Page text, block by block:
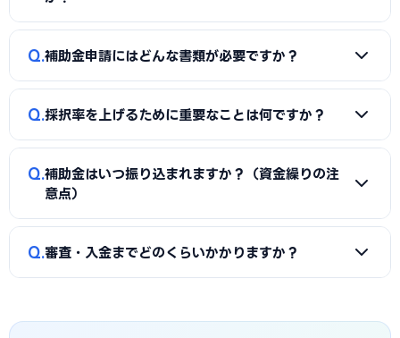
約前に見積もりと報酬条件を必ず確認しましょう。当サイト
では三田市に対応した実績豊富な専門家を無料でご紹介して
A
同一経費への重複申請はできませんが、対象経費を「設備
金）」のように分けることで、異なる経費項目について両方
を活用できるケースがあります。経費按分の計画は事前に専門
Q 補助金申請にはどんな書類が必要ですか？
A
一般的に、事業計画書、見積書、決算書（直近2期分）、
類（賃上げ表明・事業継続力強化計画の認定等）も求められ
ます。申請代行ではこれらの書類整備と不備チェックを代行
し、差し戻しによる遅延を防ぎます。
Q 採択率を上げるために重要なことは何ですか？
A
①公募要領の加点項目を漏れなく満たすこと、②課題・解
決策・効果を定量的（数値）で示すこと、③事業の革新性と
市の地域特性や自社の強みを盛り込んだ計画書ほど高く評価
されます。申請代行はこの作り込みを専門的に支援します。
Q 補助金はいつ振り込まれますか？（資金繰りの注
意点）
A
補助金は原則「後払い（精算払い）」です。採択後にいっ
Q 審査・入金までどのくらいかかりますか？
決定・事業実施・実績報告を経て入金されるため、申請から